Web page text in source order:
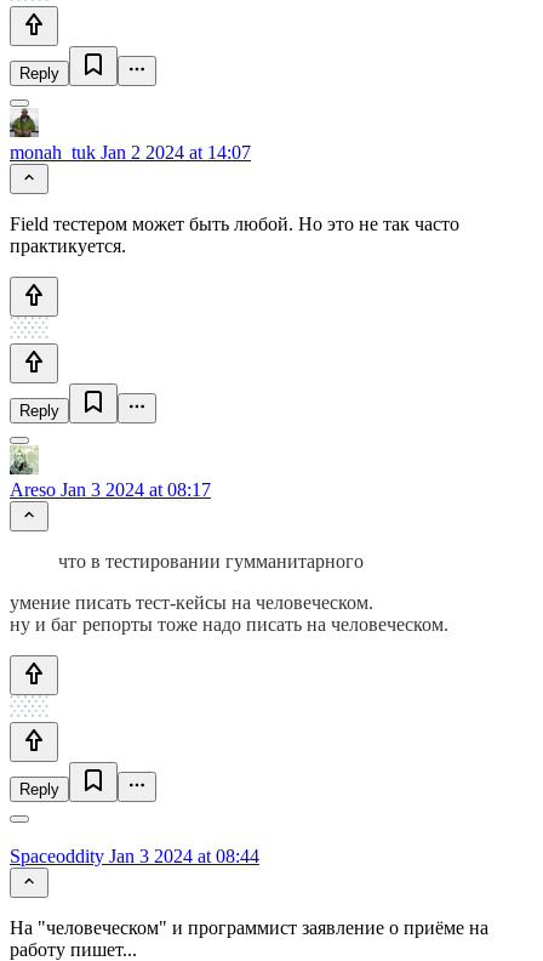
Reply
monah_tuk Jan 2 2024 at 14:07
Field тестером может быть любой. Но это не так часто
практикуется.
Reply
Areso Jan 3 2024 at 08:17
что в тестировании гумманитарного
умение писать тест-кейсы на человеческом.
ну и баг репорты тоже надо писать на человеческом.
Reply
Spaceoddity Jan 3 2024 at 08:44
На "человеческом" и программист заявление о приёме на
работу пишет...